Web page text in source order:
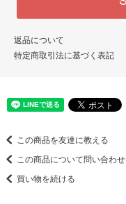
返品について
特定商取引法に基づく表記
この商品を友達に教える
この商品について問い合わ
買い物を続ける